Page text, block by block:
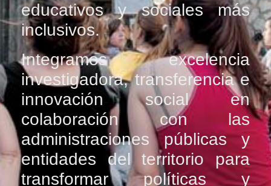
educativos y sociales más
inclusivos.
Integramos excelencia
investigadora, transferencia e
innovación social en
colaboración con las
administraciones públicas y
entidades del territorio para
transformar políticas y